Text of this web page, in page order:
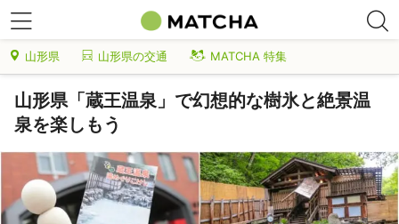
山形県 山形県の交通 MATCHA 特集
山形県「蔵王温泉」で幻想的な樹氷と絶景温
泉を楽しもう